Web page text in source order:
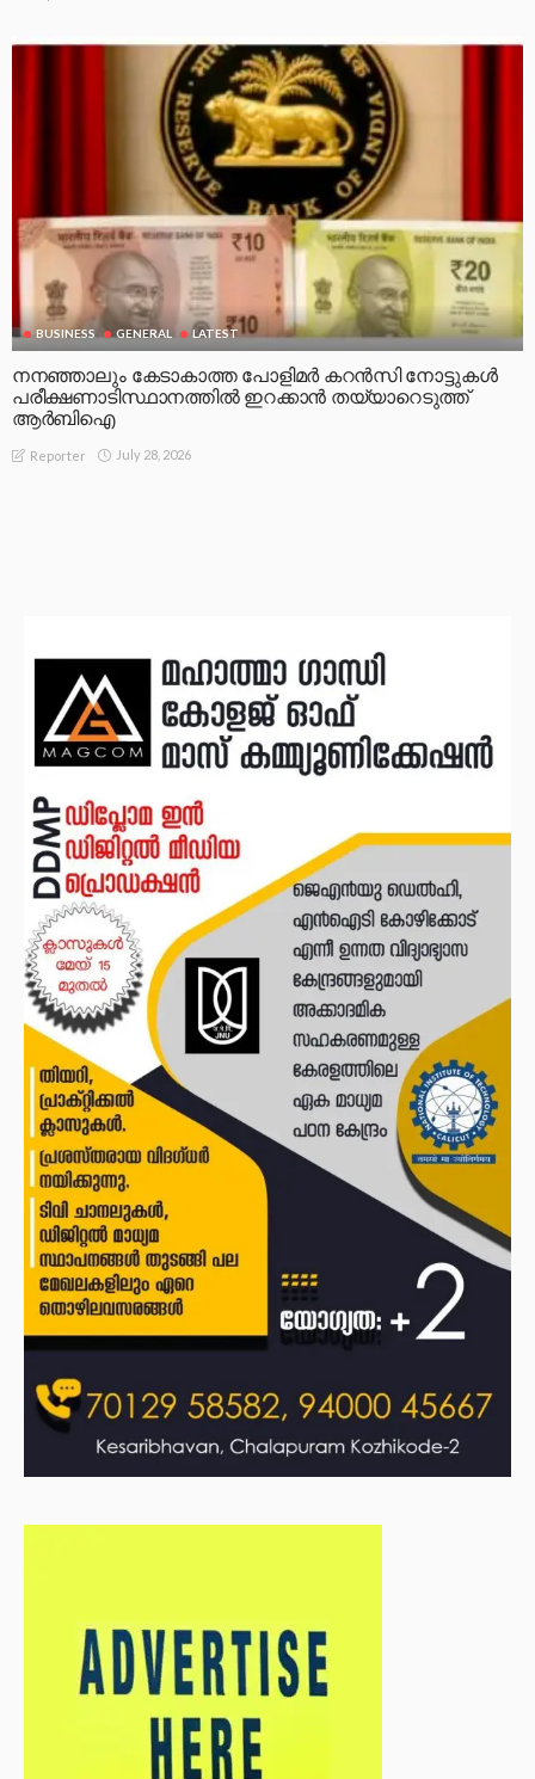
BUSINESS GENERAL LATEST
നനഞ്ഞാലും കേടാകാത്ത പോളിമർ കറൻസി നോട്ടുകൾ
പരീക്ഷണാടിസ്ഥാനത്തിൽ ഇറക്കാൻ തയ്യാറെടുത്ത്
ആർബിഐ
Reporter July 28, 2026